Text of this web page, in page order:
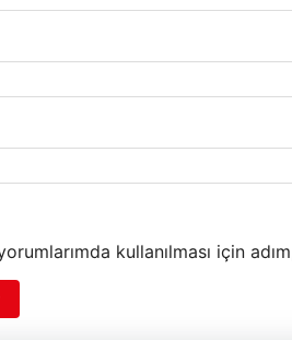
kullanılması için